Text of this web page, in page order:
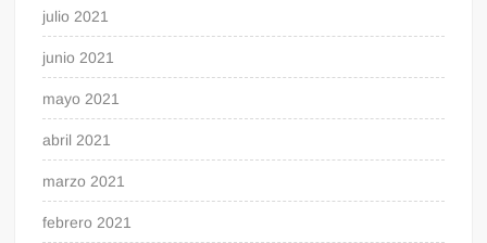
julio 2021
junio 2021
mayo 2021
abril 2021
marzo 2021
febrero 2021